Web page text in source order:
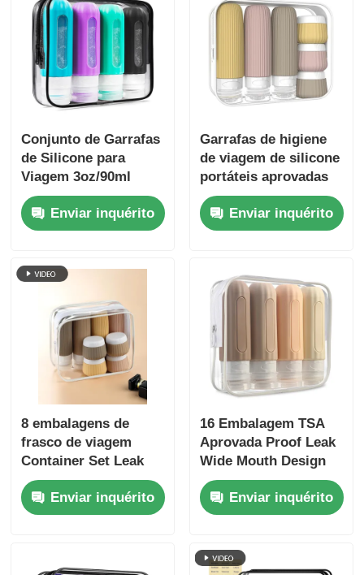
Conjunto de Garrafas
de Silicone para
Viagem 3oz/90ml
Com Janela
Transparente
Enviar inquérito
Garrafas de higiene
de viagem de silicone
portáteis aprovadas
pela TSA e à prova de
vazamento
Enviar inquérito
8 embalagens de
frasco de viagem
Container Set Leak
Proof 90 ml frasco de
silicone + 30 ml
frascos de silicone
Enviar inquérito
16 Embalagem TSA
Aprovada Proof Leak
Wide Mouth Design
Botão de Viagem de
Silicona Conjunto
com recipientes de
Enviar inquérito